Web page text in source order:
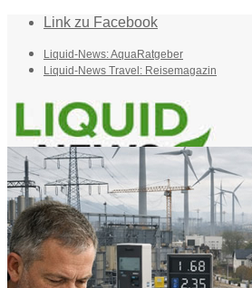
Link zu Facebook
Liquid-News: AquaRatgeber
Liquid-News Travel: Reisemagazin
Home